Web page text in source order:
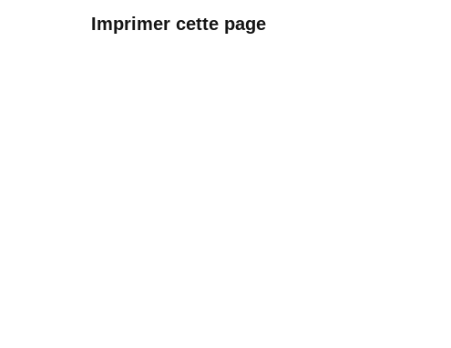
Imprimer cette page